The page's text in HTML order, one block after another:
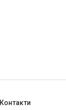
Контакти